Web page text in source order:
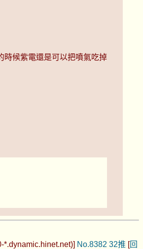
時候紫電還是可以把噴氣吃掉
No.8382 32推 [回